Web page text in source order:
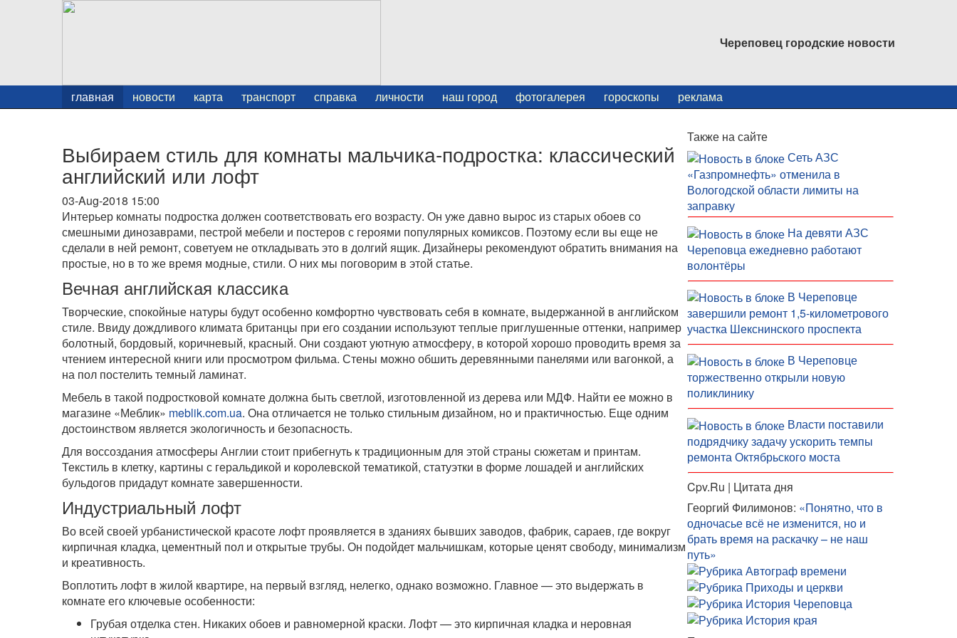
Череповец городские новости
главная новости карта транспорт справка личности наш город фотогалерея гороскопы реклама
Выбираем стиль для комнаты мальчика-подростка: классический
английский или лофт
03-Aug-2018 15:00
Интерьер комнаты подростка должен соответствовать его возрасту. Он уже давно вырос из старых обоев со
смешными динозаврами, пестрой мебели и постеров с героями популярных комиксов. Поэтому если вы еще не
сделали в ней ремонт, советуем не откладывать это в долгий ящик. Дизайнеры рекомендуют обратить внимания на
простые, но в то же время модные, стили. О них мы поговорим в этой статье.
Вечная английская классика
Творческие, спокойные натуры будут особенно комфортно чувствовать себя в комнате, выдержанной в английском
стиле. Ввиду дождливого климата британцы при его создании используют теплые приглушенные оттенки, например
болотный, бордовый, коричневый, красный. Они создают уютную атмосферу, в которой хорошо проводить время за
чтением интересной книги или просмотром фильма. Стены можно обшить деревянными панелями или вагонкой, а
на пол постелить темный ламинат.
Мебель в такой подростковой комнате должна быть светлой, изготовленной из дерева или МДФ. Найти ее можно в
магазине «Меблик» meblik.com.ua. Она отличается не только стильным дизайном, но и практичностью. Еще одним
достоинством является экологичность и безопасность.
Для воссоздания атмосферы Англии стоит прибегнуть к традиционным для этой страны сюжетам и принтам.
Текстиль в клетку, картины с геральдикой и королевской тематикой, статуэтки в форме лошадей и английских
бульдогов придадут комнате завершенности.
Индустриальный лофт
Во всей своей урбанистической красоте лофт проявляется в зданиях бывших заводов, фабрик, сараев, где вокруг
кирпичная кладка, цементный пол и открытые трубы. Он подойдет мальчишкам, которые ценят свободу, минимализм
и креативность.
Воплотить лофт в жилой квартире, на первый взгляд, нелегко, однако возможно. Главное — это выдержать в
комнате его ключевые особенности:
Грубая отделка стен. Никаких обоев и равномерной краски. Лофт — это кирпичная кладка и неровная
Также на сайте
Сеть АЗС
«Газпромнефть» отменила в
Вологодской области лимиты на
заправку
На девяти АЗС
Череповца ежедневно работают
волонтёры
В Череповце
завершили ремонт 1,5-километрового
участка Шекснинского проспекта
В Череповце
торжественно открыли новую
поликлинику
Власти поставили
подрядчику задачу ускорить темпы
ремонта Октябрьского моста
Cpv.Ru | Цитата дня
Георгий Филимонов: «Понятно, что в
одночасье всё не изменится, но и
брать время на раскачку – не наш
путь»